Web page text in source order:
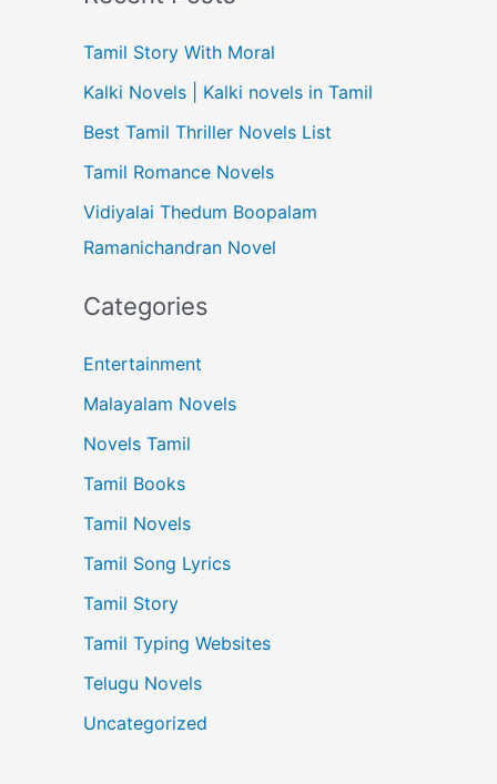
Tamil Story With Moral
Kalki Novels | Kalki novels in Tamil
Best Tamil Thriller Novels List
Tamil Romance Novels
Vidiyalai Thedum Boopalam
Ramanichandran Novel
Categories
Entertainment
Malayalam Novels
Novels Tamil
Tamil Books
Tamil Novels
Tamil Song Lyrics
Tamil Story
Tamil Typing Websites
Telugu Novels
Uncategorized